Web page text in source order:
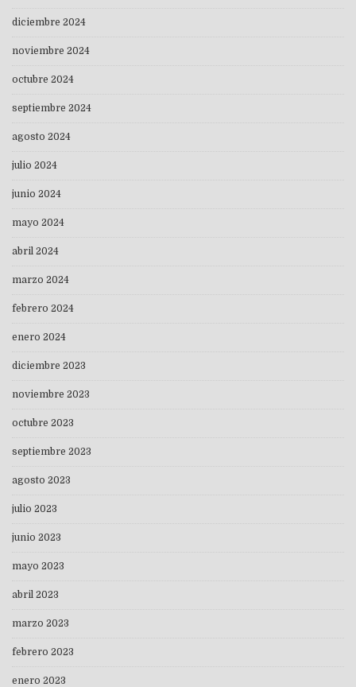
diciembre 2024
noviembre 2024
octubre 2024
septiembre 2024
agosto 2024
julio 2024
junio 2024
mayo 2024
abril 2024
marzo 2024
febrero 2024
enero 2024
diciembre 2023
noviembre 2023
octubre 2023
septiembre 2023
agosto 2023
julio 2023
junio 2023
mayo 2023
abril 2023
marzo 2023
febrero 2023
enero 2023